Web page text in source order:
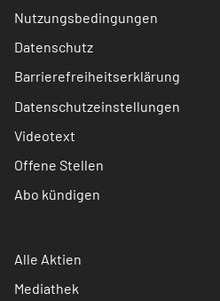
Nutzungsbedingungen
Datenschutz
Barrierefreiheitserklärung
Datenschutzeinstellungen
Videotext
Offene Stellen
Abo kündigen
Alle Aktien
Mediathek